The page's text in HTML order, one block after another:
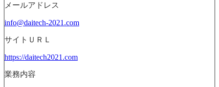
メールアドレス
info@daitech-2021.com
サイトＵＲＬ
https://daitech2021.com
業務内容